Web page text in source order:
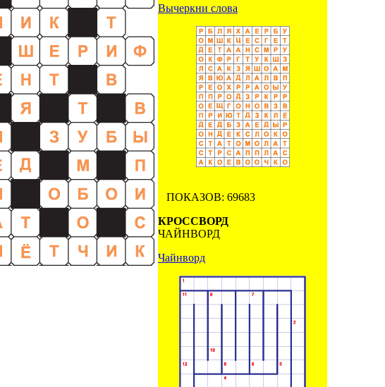
Вычеркни слова
ПОКАЗОВ: 69683
КРОССВОРД
ЧАЙНВОРД
Чайнворд